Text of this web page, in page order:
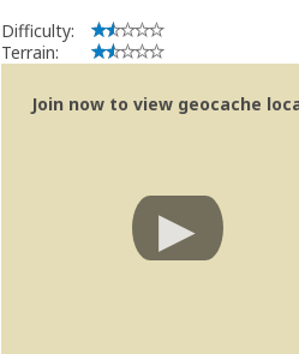
Difficulty:
Terrain:
Join now to view geocache